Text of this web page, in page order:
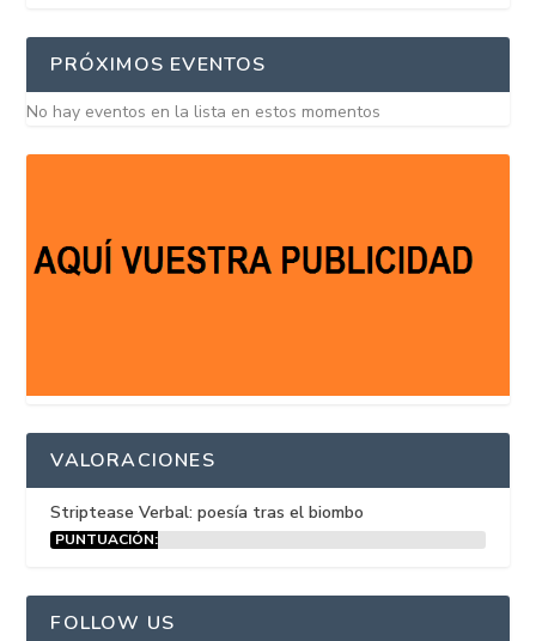
PRÓXIMOS EVENTOS
No hay eventos en la lista en estos momentos
VALORACIONES
Striptease Verbal: poesía tras el biombo
PUNTUACIÓN:
FOLLOW US